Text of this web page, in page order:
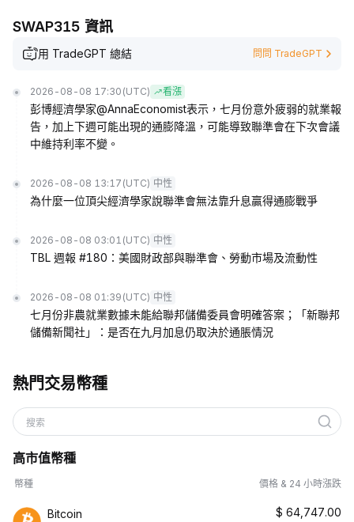
SWAP315 資訊
用 TradeGPT 總結 問問 TradeGPT
2026-08-08 17:30 (UTC) 看漲
彭博經濟學家@AnnaEconomist表示，七月份意外疲弱的就業報
告，加上下週可能出現的通膨降溫，可能導致聯準會在下次會議
中維持利率不變。
2026-08-08 13:17 (UTC) 中性
為什麼一位頂尖經濟學家說聯準會無法靠升息贏得通膨戰爭
2026-08-08 03:01 (UTC) 中性
TBL 週報 #180：美國財政部與聯準會、勞動市場及流動性
2026-08-08 01:39 (UTC) 中性
七月份非農就業數據未能給聯邦儲備委員會明確答案；「新聯邦
儲備新聞社」：是否在九月加息仍取決於通脹情況
熱門交易幣種
搜索
高市值幣種
幣種 價格 & 24 小時漲跌
Bitcoin $ 64,747.00